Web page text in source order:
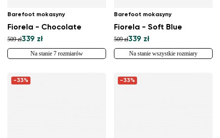
Barefoot mokasyny
Fiorela - Chocolate
509 zł339 zł
Na stanie 7 rozmiarów
Barefoot mokasyny
Fiorela - Soft Blue
509 zł339 zł
Na stanie wszystkie rozmiary
-33% -33%